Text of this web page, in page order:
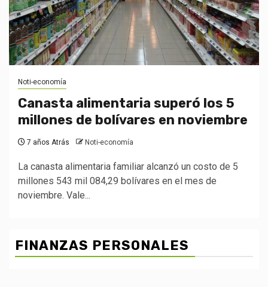
Noti-economía
Canasta alimentaria superó los 5
millones de bolívares en noviembre
7 años Atrás Noti-economía
La canasta alimentaria familiar alcanzó un costo de 5
millones 543 mil 084,29 bolívares en el mes de
noviembre. Vale...
FINANZAS PERSONALES